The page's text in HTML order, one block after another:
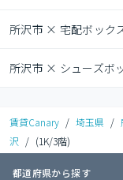
所沢市 × 宅配ボック
所沢市 × シューズボ
賃貸Canary / 埼玉県 /
沢 / (1K/3階)
都道府県から探す